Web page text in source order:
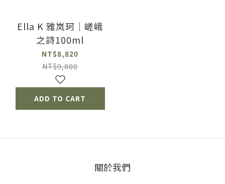
Ella K 雅岚珂｜嵯峨
之詩100ml
NT$8,820
NT$9,800
ADD TO CART
關於我們